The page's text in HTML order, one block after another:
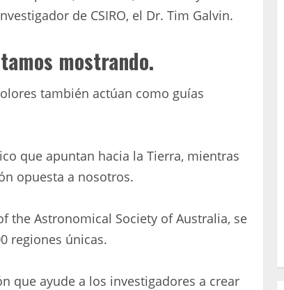
de CSIRO, el Dr. Tim Galvin.
mostrando.
también actúan como guías
que apuntan hacia la Tierra, mientras
opuesta a nosotros.
the Astronomical Society of Australia, se
regiones únicas.
que ayude a los investigadores a crear